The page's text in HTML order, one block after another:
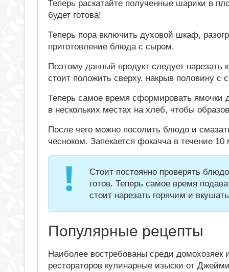
Теперь раскатайте полученные шарики в
будет готова!
Теперь пора включить духовой шкаф,
приготовление блюда с сыром.
Поэтому данный продукт следует
стоит положить сверху, накрыв половину с
Теперь самое время сформировать ямочки
в нескольких местах на хлеб, чтобы
После чего можно посолить блюдо и
чесноком. Запекается фокачча в течение 10
Стоит постоянно проверять
готов. Теперь самое время
стоит нарезать горячим и
Популярные рецепты
Наиболее востребованы среди домохозяек
рестораторов кулинарные изыски от